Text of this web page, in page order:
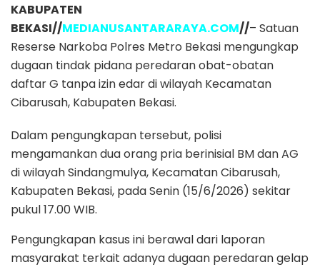
KABUPATEN
BEKASI//MEDIANUSANTARARAYA.COM//– Satuan
Reserse Narkoba Polres Metro Bekasi mengungkap
dugaan tindak pidana peredaran obat-obatan
daftar G tanpa izin edar di wilayah Kecamatan
Cibarusah, Kabupaten Bekasi.
Dalam pengungkapan tersebut, polisi
mengamankan dua orang pria berinisial BM dan AG
di wilayah Sindangmulya, Kecamatan Cibarusah,
Kabupaten Bekasi, pada Senin (15/6/2026) sekitar
pukul 17.00 WIB.
Pengungkapan kasus ini berawal dari laporan
masyarakat terkait adanya dugaan peredaran gelap